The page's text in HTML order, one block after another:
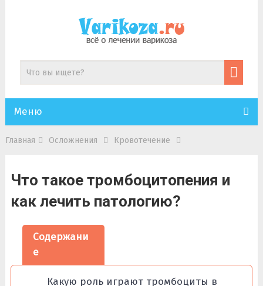
Меню
Главная Осложнения Кровотечение
Что такое тромбоцитопения и
как лечить патологию?
Содержани
е
Какую роль играют тромбоциты в